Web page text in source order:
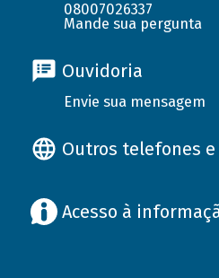
08007026337
Mande sua pergunta
Ouvidoria
Envie sua mensagem
Outros telefones e
Acesso à